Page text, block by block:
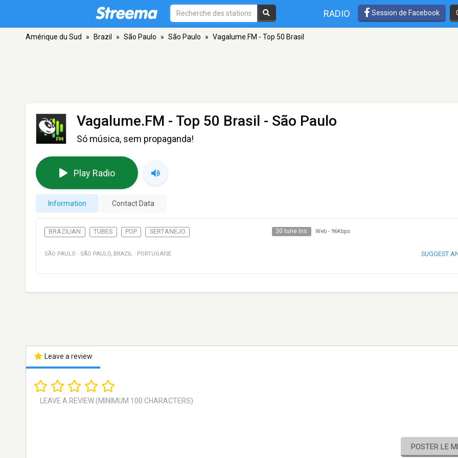
RADIO Session de Facebook
Amérique du Sud » Brazil » São Paulo » São Paulo » Vagalume.FM - Top 50 Brasil
Vagalume.FM - Top 50 Brasil - São Paulo
Só música, sem propaganda!
Play Radio
Information Contact Data
BRAZILIAN TUBES POP SERTANEJO 30 tune ins Web - 96Kbps
SÃO PAULO · SÃO PAULO, BRAZIL · PORTUGAISE SUGGEST
Leave a review
POSTER LE